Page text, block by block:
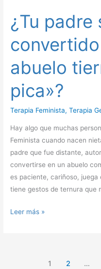
¿Tu padre
abuelo
pica»?
Terapia Feminista,Terapia
Hay algo que muchas
Feminista cuando nacen
padre que fue distante,
convertirse en un abuelo
es paciente, cariñoso,
tiene gestos de ternura que
se
ha
convertido
un
tierno
ti
«te
pica»?
Leer más »
1 2 …